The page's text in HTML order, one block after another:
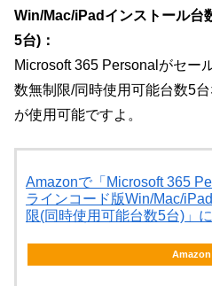
Win/Mac/iPadインストール台
5台)：
Microsoft 365 Personalがセー
数無制限/同時使用可能台数5
が使用可能ですよ。
Amazonで「Microsoft 365
ラインコード版Win/Mac/
限(同時使用可能台数5台)」
Amazon